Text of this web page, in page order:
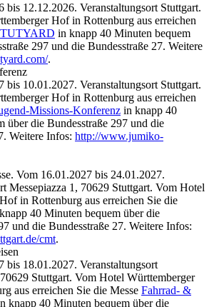
bis 12.12.2026. Veranstaltungsort Stuttgart.
Hof in Rottenburg aus erreichen
in knapp 40 Minuten bequem
297 und die Bundesstraße 27. Weitere
.
bis 10.01.2027. Veranstaltungsort Stuttgart.
Hof in Rottenburg aus erreichen
Missions-Konferenz in knapp 40
über die Bundesstraße 297 und die
Weitere Infos: http://www.jumiko-
Vom 16.01.2027 bis 24.01.2027.
Messepiazza 1, 70629 Stuttgart. Vom Hotel
in Rottenburg aus erreichen Sie die
40 Minuten bequem über die
und die Bundesstraße 27. Weitere Infos:
cmt.
bis 18.01.2027. Veranstaltungsort
Stuttgart. Vom Hotel Württemberger
aus erreichen Sie die Messe Fahrrad- &
knapp 40 Minuten bequem über die